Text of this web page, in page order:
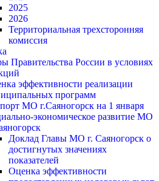
2025
2026
Территориальная трехсторонняя
комиссия
Правительства России в условиях
эффективности реализации
программ
МО г.Саяногорск на 1 января
экономическое развитие МО
Доклад Главы МО г. Саяногорск о
достигнутых значениях
показателей
Оценка эффективности